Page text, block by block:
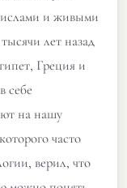
и живыми
лет назад
Греция и
себе
на нашу
часто
верил, что